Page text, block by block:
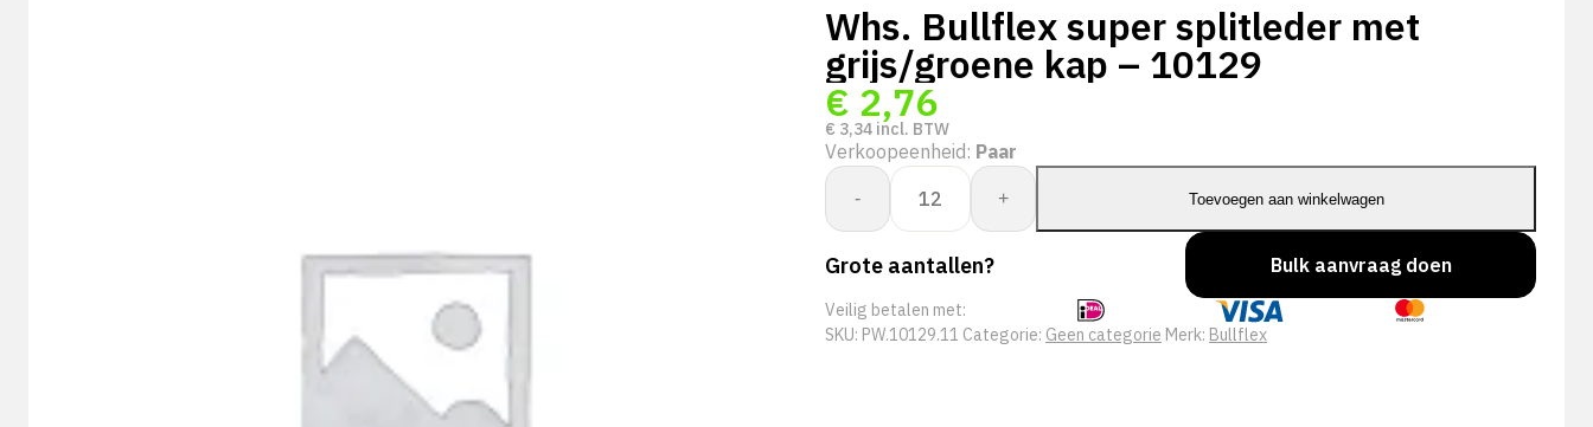
Whs. Bullflex super splitleder met
grijs/groene kap – 10129
€ 2,76
€ 3,34 incl. BTW
Verkoopeenheid: Paar
-
Whs.
Bullflex
super
splitleder
grijs/groene
+ Toevoegen aan winkelwagen
Grote aantallen? Bulk aanvraag doen
Veilig betalen met:
SKU: PW.10129.11 Categorie: Geen categorie Merk: Bullflex